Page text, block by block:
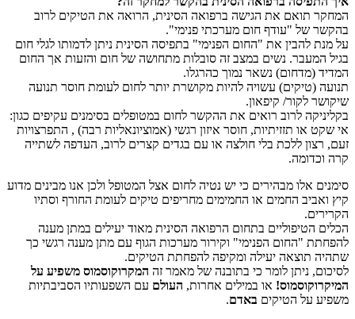
המחקר תואם את הגישה ברפואה הסינית, הרואה את הטיקים לרוב
בהקשר של "עודף חום מערכתי פנימי".
על מנת להבין את "החום הפנימי" בתפיסה הסינית ניתן לדמותו לגלי חום
בגיל המעבר. נשים במצב זה סובלות מתחושה של חום והזעות אך החום
המדיד (מדחום) נשאר נמוך כהרגלו.
תנועה (טיקים) עשויה להיות מקושרת יותר לחום לעומת חוסר תנועה
שיקושר לקור/ קיפאון.
בקליניקה לרוב רואים את ההקשר לחום במטופלים בסימנים עקיפים כגון:
אי שקט או תזזיתיות, חוסר איזון רגשי (אמוציונאליות רבה) , התפרצויות
זעם, רצון ללכת בלי חולצה או עם בגדים קצרים לרוב, העדפה לשתייה
קרה וכדומה.
סימנים אלו מבהירים כי יש נטיה לחום אצל המטופל ולכן אנו מבינים מדוע
קיץ ואביב החמים או החמימים מחריפים טיקים לעומת החורף וסתיו
הקרירים.
הכלים הטיפוליים בתחום הרפואה הסינית מאוד יעילים במתן מענה
להפחתת "החום הפנימי" וקירור מערכות הגוף עם מתן מענה רגשי כך
שתהיה תוצאה יעילה ומקיפה להפחתת הטיקים.
לסיכום, ניתן לומר כי בתובנה של מאמר זה המקרוקוסמוס משפיע על
המיקרוקוסמוס! או במילים אחרות, העולם עם השפעותיו הסביבתיות
משפיע על הטיקים באדם.